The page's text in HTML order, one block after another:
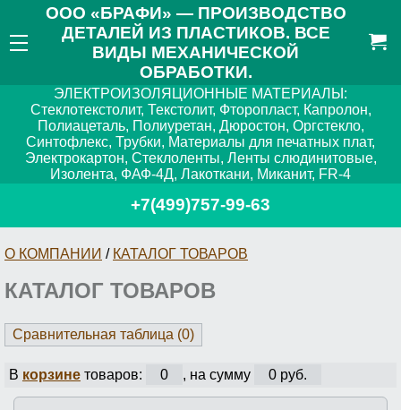
ООО «БРАФИ» — ПРОИЗВОДСТВО
ДЕТАЛЕЙ ИЗ ПЛАСТИКОВ. ВСЕ
ВИДЫ МЕХАНИЧЕСКОЙ
ОБРАБОТКИ.
ЭЛЕКТРОИЗОЛЯЦИОННЫЕ МАТЕРИАЛЫ:
Стеклотекстолит, Текстолит, Фторопласт, Капролон,
Полиацеталь, Полиуретан, Дюростон, Оргстекло,
Синтофлекс, Трубки, Материалы для печатных плат,
Электрокартон, Стеклоленты, Ленты слюдинитовые,
Изолента, ФАФ-4Д, Лакоткани, Миканит, FR-4
+7(499)757-99-63
О КОМПАНИИ / КАТАЛОГ ТОВАРОВ
КАТАЛОГ ТОВАРОВ
Сравнительная таблица (0)
В корзинетоваров: 0 , на сумму 0 руб.